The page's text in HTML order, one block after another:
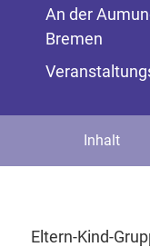
An der
Bremen
Inhalt
Eltern-Kind-